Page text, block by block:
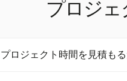
プロジェ
プロジェクト時間を見積も